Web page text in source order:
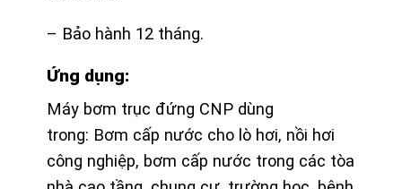
– Bảo hành 12 tháng.
Ứng dụng:
Máy bơm trục đứng CNP dùng
trong: Bơm cấp nước cho lò hơi, nồi hơi
công nghiệp, bơm cấp nước trong các tòa